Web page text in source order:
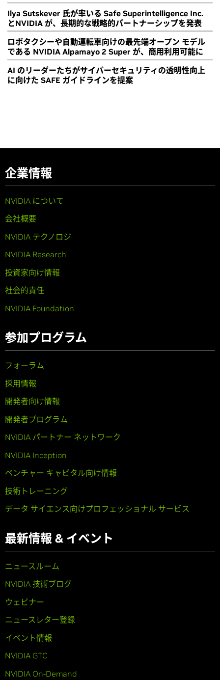
Ilya Sutskever 氏が率いる Safe Superintelligence Inc.
とNVIDIA が、長期的な戦略的パートナーシップを発表
ロボタクシーや自動運転車向けの最先端オープン モデル
である NVIDIA Alpamayo 2 Super が、商用利用可能に
AI のリーダーたちがサイバーセキュリティの透明性向上
に向けた SAFE ガイドラインを提案
企業情報
NVIDIA について
会社概要
NVIDIA テクノロジ
NVIDIA Research
投資家向け情報
社会的責任
NVIDIA Foundation
参加プログラム
フォーラム
採用情報
開発者向け情報
開発者プログラム
NVIDIA パートナー ネットワーク
NVIDIA Inception
ベンチャー キャピタル向け情報
技術トレーニング
データ サイエンス向けプロフェッショナル サービス
最新情報 & イベント
ニュースルーム
NVIDIA 技術ブログ
ウェビナー
ニュースレター登録
イベント情報
NVIDIA GTC
NVIDIA On-Demand